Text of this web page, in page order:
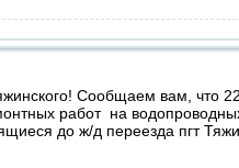
Сообщаем вам, что
работ на
до ж/д переезда пгт